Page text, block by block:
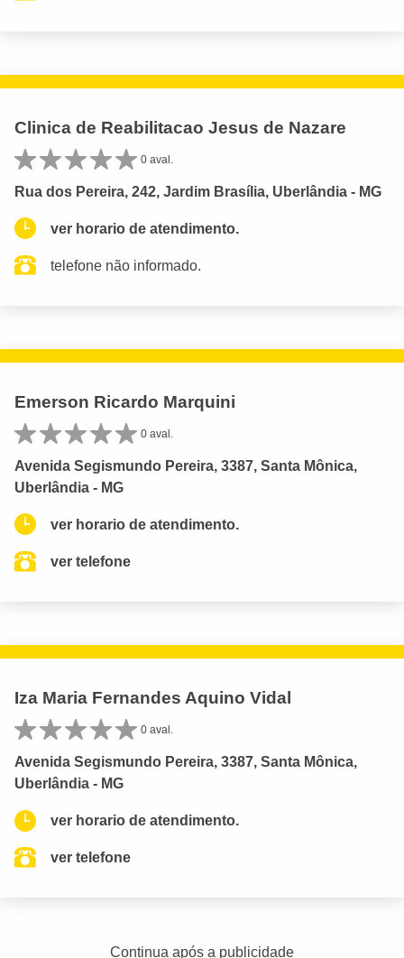
Clinica de Reabilitacao Jesus de Nazare
0 aval.
Rua dos Pereira, 242, Jardim Brasília, Uberlândia - MG
ver horario de atendimento.
telefone não informado.
Emerson Ricardo Marquini
0 aval.
Avenida Segismundo Pereira, 3387, Santa Mônica,
Uberlândia - MG
ver horario de atendimento.
ver telefone
Iza Maria Fernandes Aquino Vidal
0 aval.
Avenida Segismundo Pereira, 3387, Santa Mônica,
Uberlândia - MG
ver horario de atendimento.
ver telefone
Continua após a publicidade